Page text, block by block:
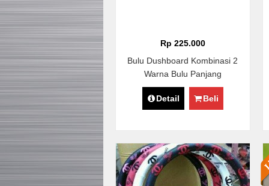
Rp 225.000
Bulu Dushboard Kombinasi 2
Warna Bulu Panjang
Detail Beli